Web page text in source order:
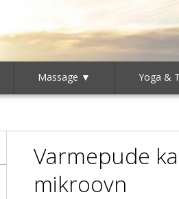
Massage ▼ Yoga &
Varmepude
mikroovn